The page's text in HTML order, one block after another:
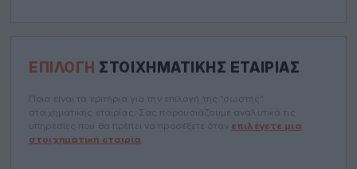
ΕΠΙΛΟΓΉ ΣΤΟΙΧΗΜΑΤΙΚΉΣ ΕΤΑΙΡΊΑΣ
Ποια είναι τα κριτήρια για την επιλογή της "σωστής"
στοιχηματικής εταιρίας; Σας παρουσιάζουμε αναλυτικά τις
υπηρεσίες που θα πρέπει να προσέξετε όταν επιλέγετε μια
στοιχηματική εταιρία